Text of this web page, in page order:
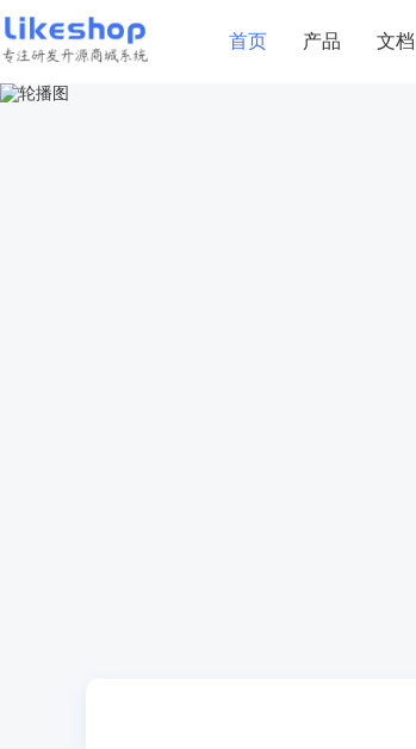
首页 产品 文档